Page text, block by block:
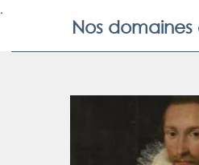
.
Nos